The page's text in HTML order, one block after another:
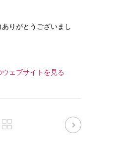
りがとうございまし
ェブサイトを見る